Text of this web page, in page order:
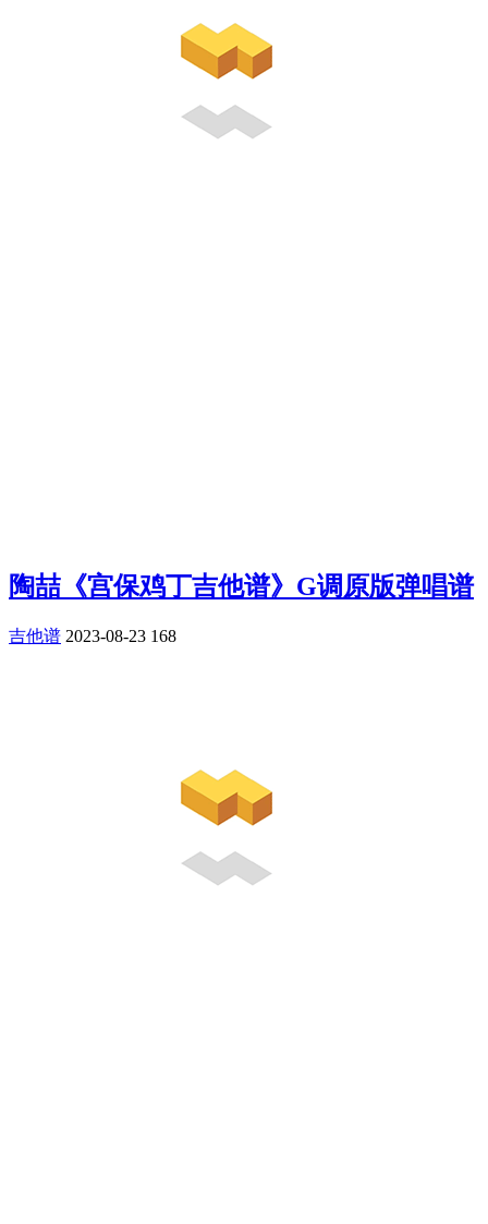
陶喆《宫保鸡丁吉他谱》G调原版弹唱谱
吉他谱 2023-08-23 168